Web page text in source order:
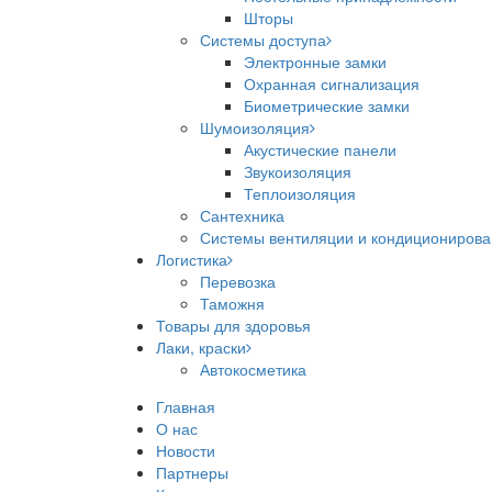
Шторы
Системы доступа
Электронные замки
Охранная сигнализация
Биометрические замки
Шумоизоляция
Акустические панели
Звукоизоляция
Теплоизоляция
Сантехника
Системы вентиляции и
Логистика
Перевозка
Таможня
Товары для здоровья
Лаки, краски
Автокосметика
Главная
О нас
Новости
Партнеры